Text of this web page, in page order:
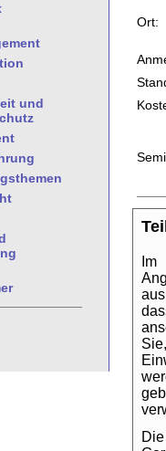
und
Ort: